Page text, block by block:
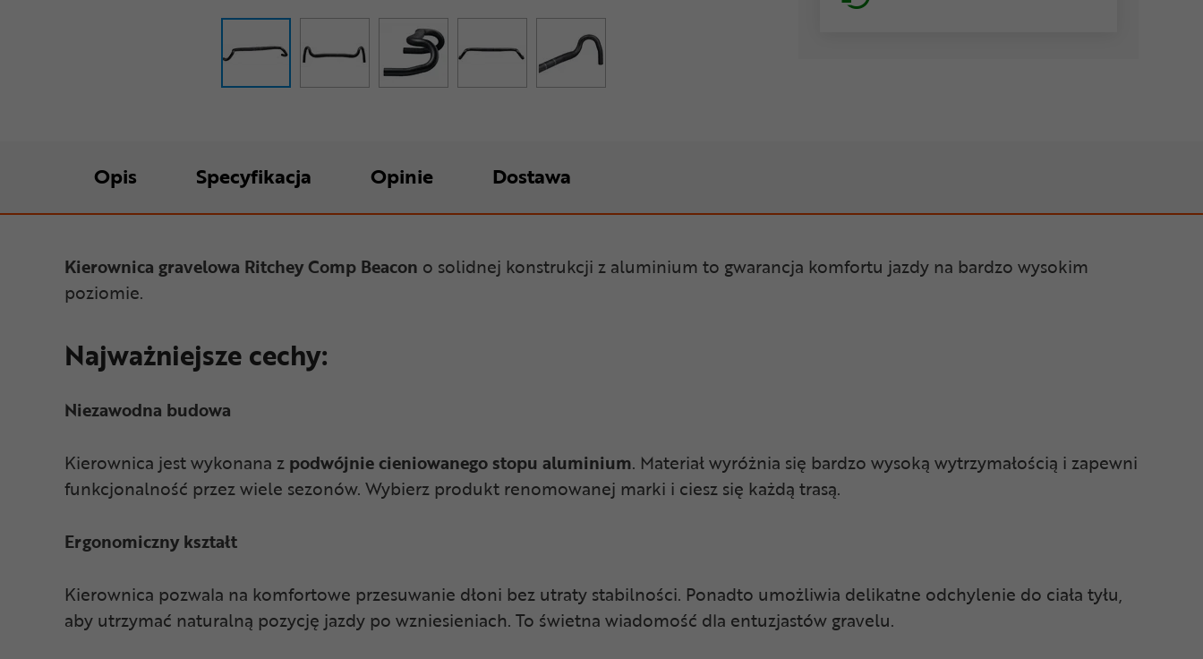
Opis Specyfikacja Opinie Dostawa
Kierownica gravelowa Ritchey Comp Beacon o solidnej konstrukcji z aluminium to gwarancja komfortu jazdy na bardzo wysokim
poziomie.
Najważniejsze cechy:
Niezawodna budowa
Kierownica jest wykonana z podwójnie cieniowanego stopu aluminium. Materiał wyróżnia się bardzo wysoką wytrzymałością i zapewni
funkcjonalność przez wiele sezonów. Wybierz produkt renomowanej marki i ciesz się każdą trasą.
Ergonomiczny kształt
Kierownica pozwala na komfortowe przesuwanie dłoni bez utraty stabilności. Ponadto umożliwia delikatne odchylenie do ciała tyłu,
aby utrzymać naturalną pozycję jazdy po wzniesieniach. To świetna wiadomość dla entuzjastów gravelu.